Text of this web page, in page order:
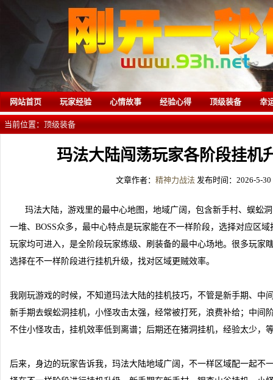
网站首页 玩家经验 心情故事 经验心得 顶级装备 幸
当前位置： 顶级装备
玛法大陆闯荡玩家各阶段挂机
文章作者： 精神力战法 发布时间：2026-5-30
玛法大陆，游戏里的最中心地图，地域广阔，包含新手村、蜈蚣
一堆、BOSS众多，最中心特点是玩家能在不一样阶段，选择对应区
玩家均可进入，是全阶段玩家练级、刷装备的最中心场地。很多玩家
选择在不一样阶段进行挂机升级，找对区域更贼效率。
我刚玩游戏的时候，不知道玛法大陆的挂机技巧，不管是新手期、中
新手期去蜈蚣洞挂机，小怪攻击太强，经常被打死，浪费补给；中间
不住小怪攻击，挂机效率低到离谱；后期还在猪洞挂机，经验太少，
后来，身边的玩家告诉我，玛法大陆地域广阔，不一样区域配一起不